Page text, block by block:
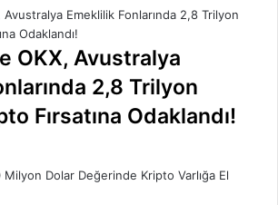
OKX, Avustralya
2,8 Trilyon
Fırsatına Odaklandı!